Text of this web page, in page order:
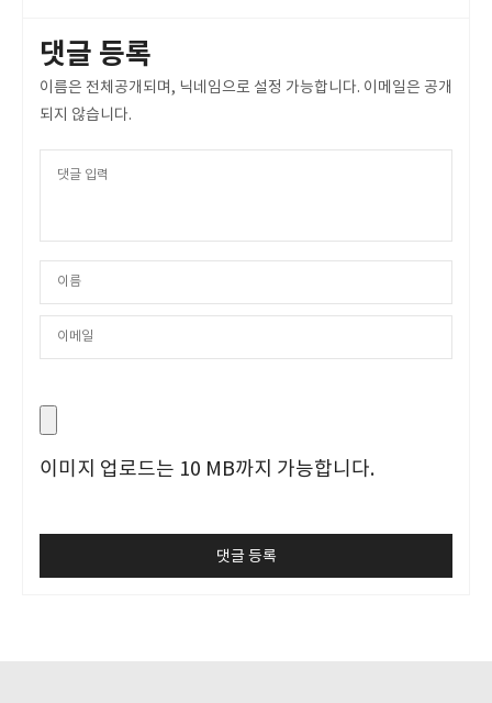
댓글 등록
이름은 전체공개되며, 닉네임으로 설정 가능합니다. 이메일은 공개
되지 않습니다.
이미지 업로드는 10 MB까지 가능합니다.